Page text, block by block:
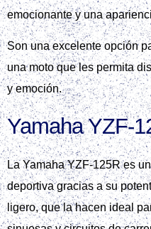
emocionante y una
Son una excelente opción
una moto que les permita
y emoción.
Yamaha
La Yamaha YZF‑125R es
deportiva gracias a su
ligero, que la hacen ideal